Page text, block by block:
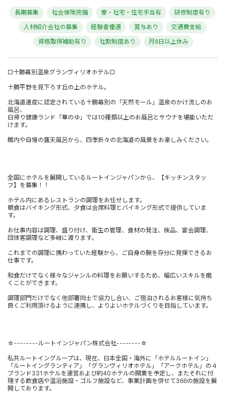
長期募集 社会保険完備 寮・社宅・住宅手当有
研修制度有り
人材紹介会社の募集
経験者優遇 賞与あり
交通費支給
資格取得補助有り
社割制度あり 月8日以上休み
□十勝幕別温泉グランヴィリオホテル□
十勝平野を見下ろす丘の上のホテル。
北海道遺産に認定されている十勝幕別の「天然モール」温泉のかけ流しのお
風呂、
日帰り健康ランド「華のゆ」では10種類以上のお風呂とサウナを堪能いただ
けます。
館内や自慢の露天風呂から、四季折々の北海道の風景をお楽しみください。
全国にホテルを展開しているルートインジャパンから、【キッチンスタッ
フ】を募集！！
ホテル内にあるレストランの調理をお任せします。
朝食はバイキング形式、夕食は会席料理とバイキング形式で提供していま
す。
お仕事内容は調理、盛り付け、衛生の管理、食材の発注、検品、宴会調理、
団体客調理など多岐に渡ります。
これまでの調理に携わっていた経験から、ご自身の腕を存分に発揮できるお
仕事です。
和食だけでなく様々なジャンルの料理をお願いするため、幅広いスキルを磨
くことができます。
調理部門だけでなく他部署同士で協力し合い、ご宿泊されるお客様に気持ち
良くご利用頂けるように連携し、よりよいホテルづくりを目指しています。
☆--------ルートインジャパン株式会社--------☆
私共ルートイングループは、現在、日本全国・海外に「ホテルルートイン」
「ルートイングランティア」「グランヴィリオホテル」「アークホテル」の４
ブランド331ホテルを運営および約40ホテルの開業を予定し、またそれに付
随する飲食店や温浴施設・ゴルフ施設など、事業計画を併せて366の施設を展
開しております。